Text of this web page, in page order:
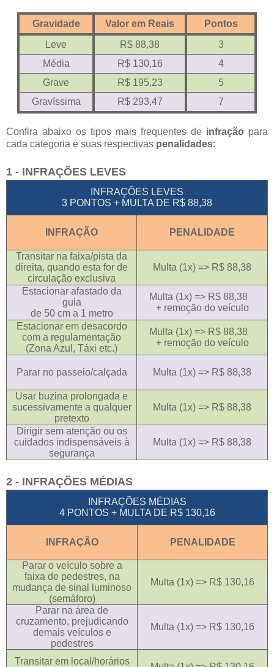
Gravidade Valor em Reais
Pontos
Leve
R$ 88,38
3
Média
R$ 130,16
4
Grave
R$ 195,23
5
Gravíssima
R$ 293,47 7
Confira abaixo os tipos mais frequentes de infração para
cada categoria e suas respectivas penalidades:
1 - INFRAÇÕES LEVES
INFRAÇÕES LEVES
3 PONTOS + MULTA DE R$ 88,38
INFRAÇÃO PENALIDADE
Transitar na faixa/pista da
direita, quando esta for de
circulação exclusiva
Multa (1x) => R$ 88,38
Estacionar afastado da
guia
de 50 cm a 1 metro
Multa (1x) => R$ 88,38
+ remoção do veículo
Estacionar em desacordo
com a regulamentação
(Zona Azul, Táxi etc.)
Multa (1x) => R$ 88,38
+ remoção do veículo
Parar no passeio/calçada Multa (1x) => R$ 88,38
Usar buzina prolongada e
sucessivamente a qualquer
pretexto
Multa (1x) => R$ 88,38
Dirigir sem atenção ou os
cuidados indispensáveis à
segurança
Multa (1x) => R$ 88,38
2 - INFRAÇÕES MÉDIAS
INFRAÇÕES MÉDIAS
4 PONTOS + MULTA DE R$ 130,16
INFRAÇÃO PENALIDADE
Parar o veículo sobre a
faixa de pedestres, na
mudança de sinal luminoso
(semáforo)
Multa (1x) => R$ 130,16
Parar na área de
cruzamento, prejudicando
demais veículos e
pedestres
Multa (1x) => R$ 130,16
Transitar em local/horários